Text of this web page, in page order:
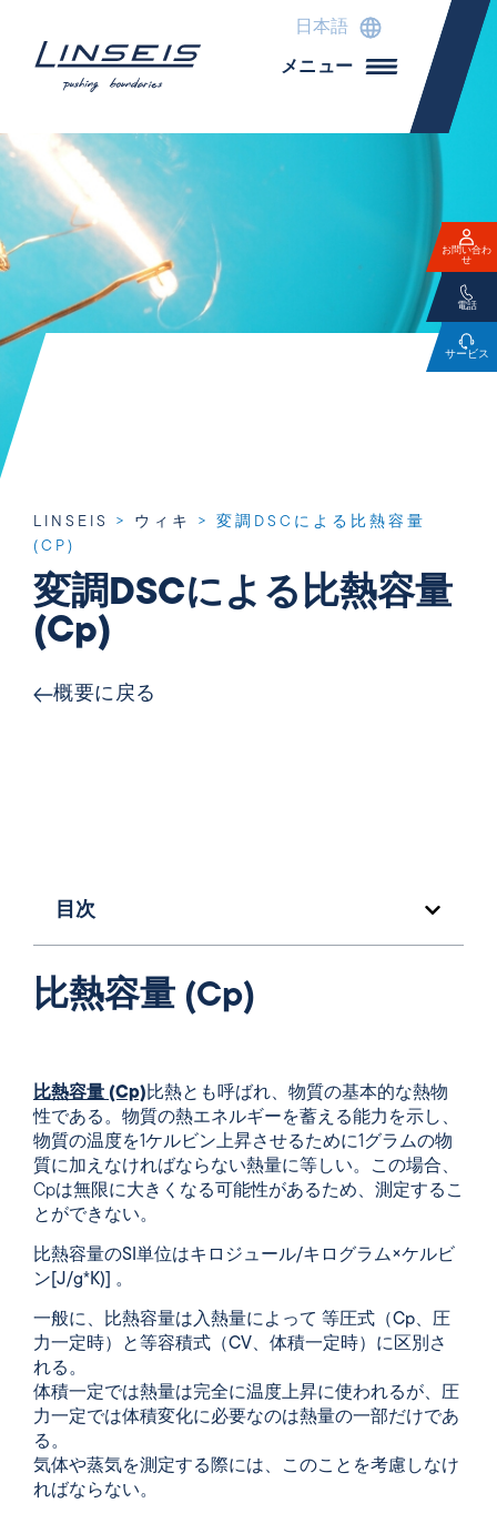
日本語
メニュー
LINSEIS > ウィキ > 変調DSCによる比熱容量
(CP)
変調DSCによる比熱容量
(Cp)
概要に戻る
目次
比熱容量 (Cp)
比熱容量 (Cp)比熱とも呼ばれ、物質の基本的な熱物
性である。物質の熱エネルギーを蓄える能力を示し、
物質の温度を1ケルビン上昇させるために1グラムの物
質に加えなければならない熱量に等しい。この場合、
Cpは無限に大きくなる可能性があるため、測定するこ
とができない。
比熱容量のSI単位はキロジュール/キログラム×ケルビ
ン[J/g*K)] 。
一般に、比熱容量は入熱量によって 等圧式（Cp、圧
力一定時）と等容積式（CV、体積一定時）に区別さ
れる。
体積一定では熱量は完全に温度上昇に使われるが、圧
力一定では体積変化に必要なのは熱量の一部だけであ
る。
気体や蒸気を測定する際には、このことを考慮しなけ
ればならない。
お問い合わ
せ
電話
サービス